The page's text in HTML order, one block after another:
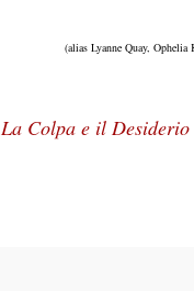
(alias Lyanne Quay, Ophelia
La Colpa e il Desiderio